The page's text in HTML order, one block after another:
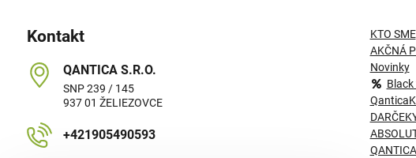
Kontakt
QANTICA S​.R​.O​.
SNP 239 / 145
937 01 ŽELIEZOVCE
+421905490593
KTO SME
AKČNÁ
Novinky